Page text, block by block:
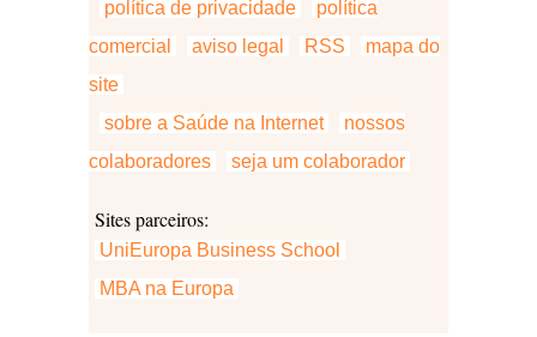
política de privacidade
política
comercial
aviso legal RSS
mapa do
site
sobre a Saúde na Internet
nossos
colaboradores
seja um colaborador
Sites parceiros:
UniEuropa Business School
MBA na Europa